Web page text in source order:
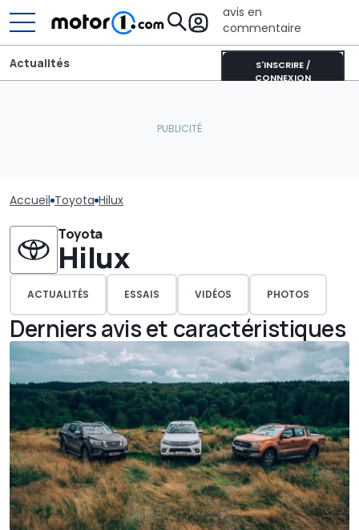
avis en
commentaire
S'INSCRIRE /
CONNEXION
Actualités
Accueil Toyota Hilux
Toyota
Hilux
ACTUALITÉS ESSAIS VIDÉOS PHOTOS
Derniers avis et caractéristiques